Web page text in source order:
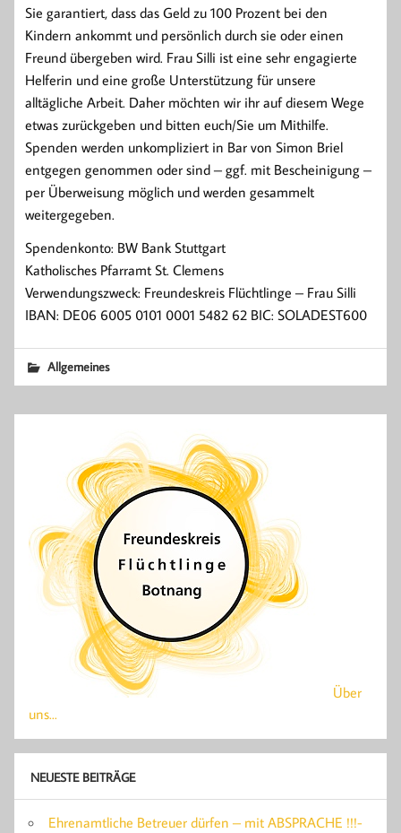
Sie garantiert, dass das Geld zu 100 Prozent bei den
Kindern ankommt und persönlich durch sie oder einen
Freund übergeben wird. Frau Silli ist eine sehr engagierte
Helferin und eine große Unterstützung für unsere
alltägliche Arbeit. Daher möchten wir ihr auf diesem Wege
etwas zurückgeben und bitten euch/Sie um Mithilfe.
Spenden werden unkompliziert in Bar von Simon Briel
entgegen genommen oder sind – ggf. mit Bescheinigung –
per Überweisung möglich und werden gesammelt
weitergegeben.
Spendenkonto: BW Bank Stuttgart
Katholisches Pfarramt St. Clemens
Verwendungszweck: Freundeskreis Flüchtlinge – Frau Silli
IBAN: DE06 6005 0101 0001 5482 62 BIC: SOLADEST600
Allgemeines
Über
uns...
NEUESTE BEITRÄGE
Ehrenamtliche Betreuer dürfen – mit ABSPRACHE !!!-